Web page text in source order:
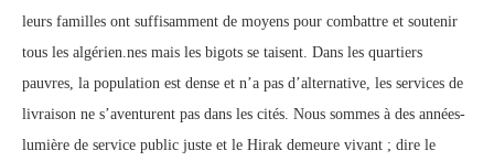
leurs familles ont suffisamment de moyens pour combattre et soutenir
tous les algérien.nes mais les bigots se taisent. Dans les quartiers
pauvres, la population est dense et n’a pas d’alternative, les services de
livraison ne s’aventurent pas dans les cités. Nous sommes à des années-
lumière de service public juste et le Hirak demeure vivant ; dire le